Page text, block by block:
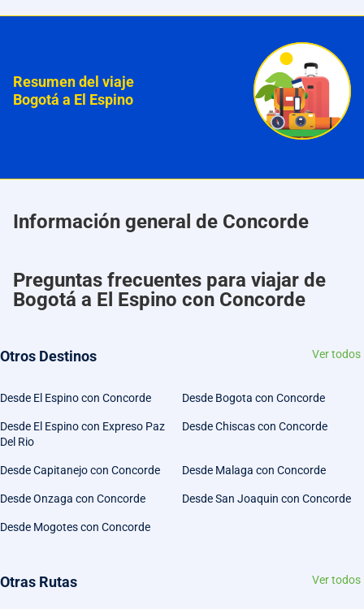
Resumen del viaje
Bogotá a El Espino
Información general de Concorde
Preguntas frecuentes para viajar de
Bogotá a El Espino con Concorde
Otros Destinos Ver todos
Desde El Espino con Concorde Desde Bogota con Concorde
Desde El Espino con Expreso Paz
Del Rio
Desde Chiscas con Concorde
Desde Capitanejo con Concorde Desde Malaga con Concorde
Desde Onzaga con Concorde Desde San Joaquin con Concorde
Desde Mogotes con Concorde
Otras Rutas Ver todos